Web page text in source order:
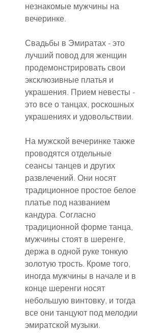
незнакомые мужчины на
вечеринке.
Свадьбы в Эмиратах - это
лучший повод для женщин
продемонстрировать свои
эксклюзивные платья и
украшения. Прием невесты -
это все о танцах, роскошных
украшениях и удовольствии.
На мужской вечеринке также
проводятся отдельные
сеансы танцев и других
развлечений. Они носят
традиционное простое белое
платье под названием
кандура. Согласно
традиционной форме танца,
мужчины стоят в шеренге,
держа в одной руке тонкую
золотую трость. Кроме того,
иногда мужчины в начале и в
конце шеренги носят
небольшую винтовку, и тогда
все они танцуют под мелодии
эмиратской музыки.